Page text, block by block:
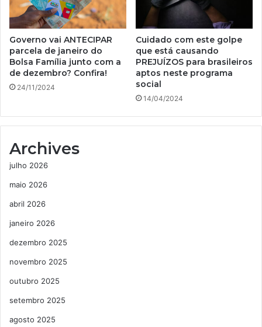
Governo vai ANTECIPAR
parcela de janeiro do
Bolsa Família junto com a
de dezembro? Confira!
24/11/2024
Cuidado com este golpe
que está causando
PREJUÍZOS para brasileiros
aptos neste programa
social
14/04/2024
Archives
julho 2026
maio 2026
abril 2026
janeiro 2026
dezembro 2025
novembro 2025
outubro 2025
setembro 2025
agosto 2025